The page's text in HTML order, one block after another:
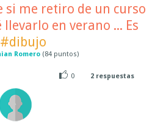
si me retiro de un curso
en verano ... Es
#dibujo
Romero (84 puntos)
0
2 respuestas